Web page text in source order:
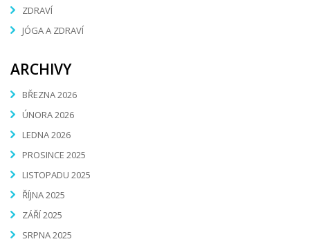
ZDRAVÍ
JÓGA A ZDRAVÍ
ARCHIVY
BŘEZNA 2026
ÚNORA 2026
LEDNA 2026
PROSINCE 2025
LISTOPADU 2025
ŘÍJNA 2025
ZÁŘÍ 2025
SRPNA 2025